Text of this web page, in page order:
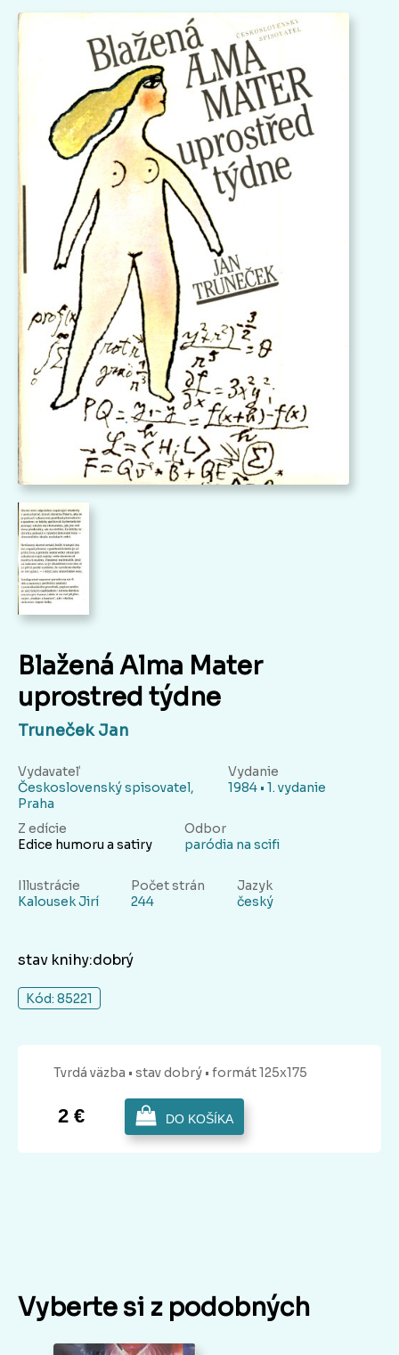
Blažená Alma Mater
uprostred týdne
Truneček Jan
Vydavateľ
Československý spisovatel,
Praha
Vydanie
1984 • 1. vydanie
Z edície
Edice humoru a satiry
Odbor
paródia na scifi
Illustrácie
Kalousek Jirí
Počet strán
244
Jazyk
český
stav knihy:dobrý
Kód: 85221
Tvrdá väzba • stav dobrý • formát 125x175
2 € DO KOŠÍKA
Vyberte si z podobných